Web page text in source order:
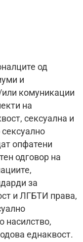
од
и
или комуникации
на
сексуална и
опфатени
одговор на
за
и ЛГБТИ права,
насилство,
еднаквост.